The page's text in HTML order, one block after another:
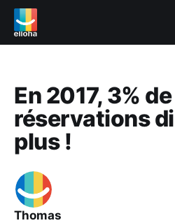
En 2017, 3% de
réservations
plus !
Thomas